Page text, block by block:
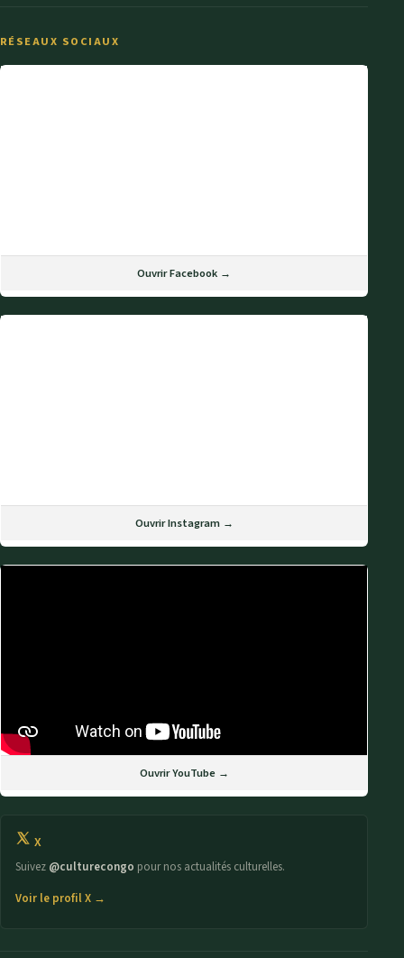
RÉSEAUX SOCIAUX
Ouvrir Facebook →
Ouvrir Instagram →
Ouvrir YouTube →
X
Suivez @culturecongo pour nos actualités culturelles.
Voir le profil X →